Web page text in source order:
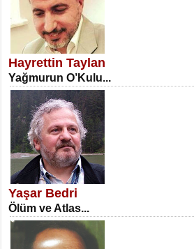
SATILMIŞ ÜMİT ÇETİNKAYA
Erkenlik...
NECLA DİLEK ARSLAN
Öğretmenler Günü Mahkemesi...
Hayrettin Taylan
Yağmurun O’Kulu...
Yaşar Bedri
Ölüm ve Atlas...